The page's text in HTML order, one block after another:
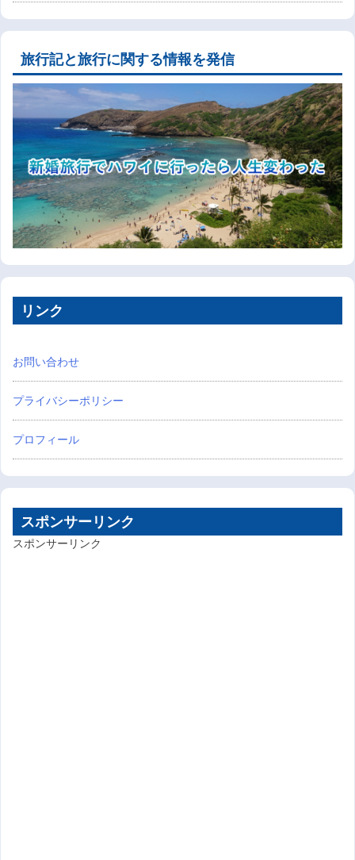
旅行記と旅行に関する情報を発信
リンク
お問い合わせ
プライバシーポリシー
プロフィール
スポンサーリンク
スポンサーリンク